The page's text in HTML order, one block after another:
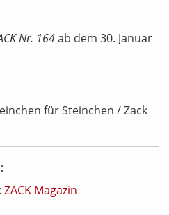
Nr. 164ab dem 30. Januar
für Steinchen / Zack
ZACK Magazin